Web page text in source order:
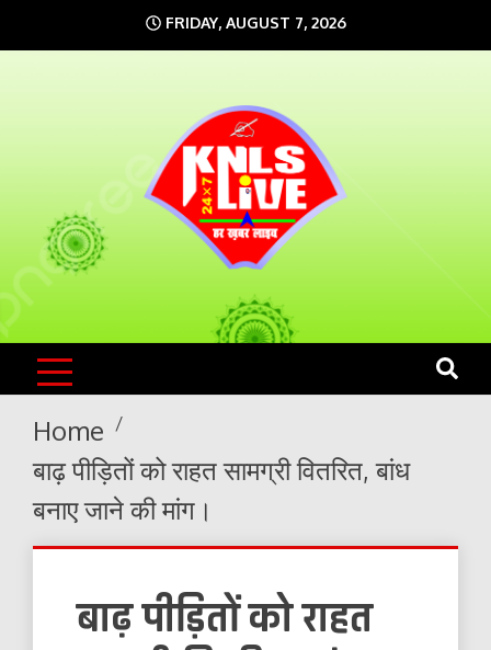
to
FRIDAY, AUGUST 7, 2026
KNLS LIVE
India`s No.1 News Portal
Home
बाढ़ पीड़ितों को राहत सामग्री वितरित, बांध
बनाए जाने की मांग।
बाढ़ पीड़ितों को राहत